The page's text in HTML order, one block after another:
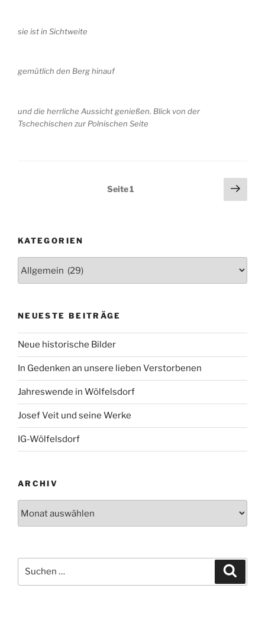
sie ist in Sichtweite
gemütlich den Berg hinauf
und die herrliche Aussicht genießen. Blick von der
Tschechischen zur Polnischen Seite
Seitennummerierung
Seite1
KATEGORIEN
NEUESTE BEITRÄGE
Neue historische Bilder
In Gedenken an unsere lieben Verstorbenen
Jahreswende in Wölfelsdorf
Josef Veit und seine Werke
IG-Wölfelsdorf
ARCHIV
nach: